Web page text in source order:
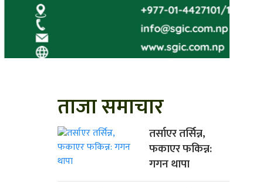
ताजा समाचार
तर्साएर तर्सिन्न,
फकाएर फकिन्न:
गगन थापा